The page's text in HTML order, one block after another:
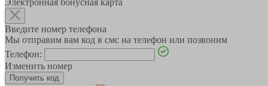
Электронная бонусная карта
Введите номер телефона
Мы отправим вам код в смс на телефон или позвоним
Телефон:
Изменить номер